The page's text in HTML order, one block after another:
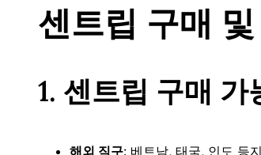
센트립 구매
1. 센트립 구매 가
해외 직구: 베트남, 태국, 인도 등